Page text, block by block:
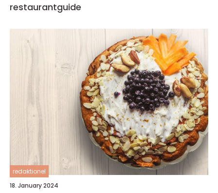
restaurantguide
redaktionel
18. January 2024